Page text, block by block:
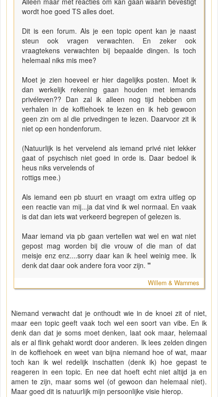
wordt hoe goed TS alles doet.
Dit is een forum. Als je een topic opent kan je naast
steun ook vragen verwachten. En zeker ook
vraagtekens verwachten bij bepaalde dingen. Is toch
helemaal niks mis mee?
Moet je zien hoeveel er hier dagelijks posten. Moet ik
dan werkelijk rekening gaan houden met iemands
privéleven?? Dan zal ik alleen nog tijd hebben om
verhalen in de koffiehoek te lezen en ik heb gewoon
geen zin om al die privedingen te lezen. Daarvoor zit ik
niet op een hondenforum.
(Natuurlijk is het vervelend als iemand privé niet lekker
gaat of psychisch niet goed in orde is. Daar bedoel ik
heus niks vervelends of
rottigs mee.)
Als iemand een pb stuurt en vraagt om extra uitleg op
een reactie van mij...ja dat vind ik wel normaal. En vaak
is dat dan iets wat verkeerd begrepen of gelezen is.
Maar iemand via pb gaan vertellen wat wel en wat niet
gepost mag worden bij die vrouw of die man of dat
meisje enz enz....sorry daar kan ik heel weinig mee. Ik
denk dat daar ook andere fora voor zijn. "
Willem & Wammes
Niemand verwacht dat je onthoudt wie in de knoei zit of niet,
maar een topic geeft vaak toch wel een soort van vibe. En ik
denk dan dat je soms moet denken, laat ook maar, helemaal
als er al flink gehakt wordt door anderen. Ik lees zelden dingen
in de koffiehoek en weet van bijna niemand hoe of wat, maar
toch kan ik wel redelijk inschatten (denk ik) hoe gepast te
reageren in een topic. En nee dat hoeft echt niet altijd ja en
amen te zijn, maar soms wel (of gewoon dan helemaal niet).
Maar goed dit is natuurlijk mijn persoonlijke visie hierop.